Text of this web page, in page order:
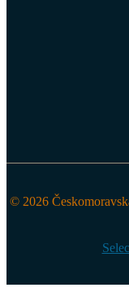
© 2026